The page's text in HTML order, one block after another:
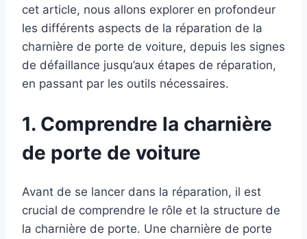
cet article, nous allons explorer en profondeur
les différents aspects de la réparation de la
charnière de porte de voiture, depuis les signes
de défaillance jusqu’aux étapes de réparation,
en passant par les outils nécessaires.
1. Comprendre la charnière
de porte de voiture
Avant de se lancer dans la réparation, il est
crucial de comprendre le rôle et la structure de
la charnière de porte. Une charnière de porte